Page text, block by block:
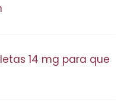
14 mg para que